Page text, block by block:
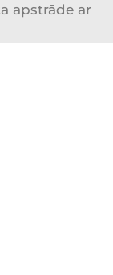
apstrāde ar